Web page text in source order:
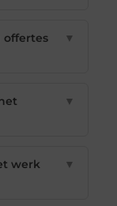
offertes
▼
▼
werk
▼